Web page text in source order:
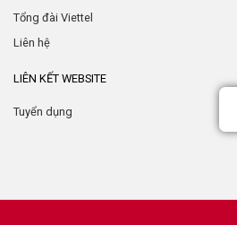
Tổng đài Viettel
Liên hệ
LIÊN KẾT WEBSITE
Tuyển dụng